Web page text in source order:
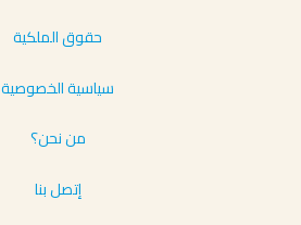
حقوق الملكية
سياسية الخصوصية
من نحن؟
إتصل بنا